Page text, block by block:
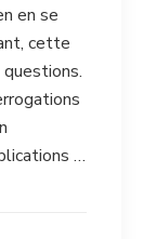
en se
cette
…